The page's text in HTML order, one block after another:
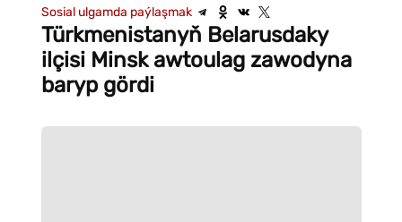
Sosial ulgamda paýlaşmak
Türkmenistanyň Belarusdaky
ilçisi Minsk awtoulag zawodyna
baryp gördi